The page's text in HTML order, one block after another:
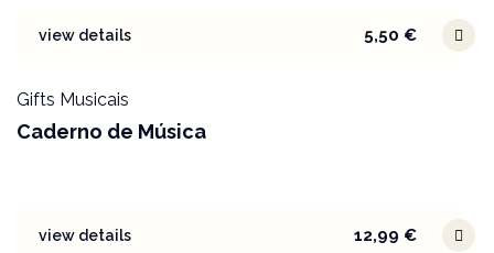
view details 5,50 €
Gifts Musicais
Caderno de Música
view details 12,99 €